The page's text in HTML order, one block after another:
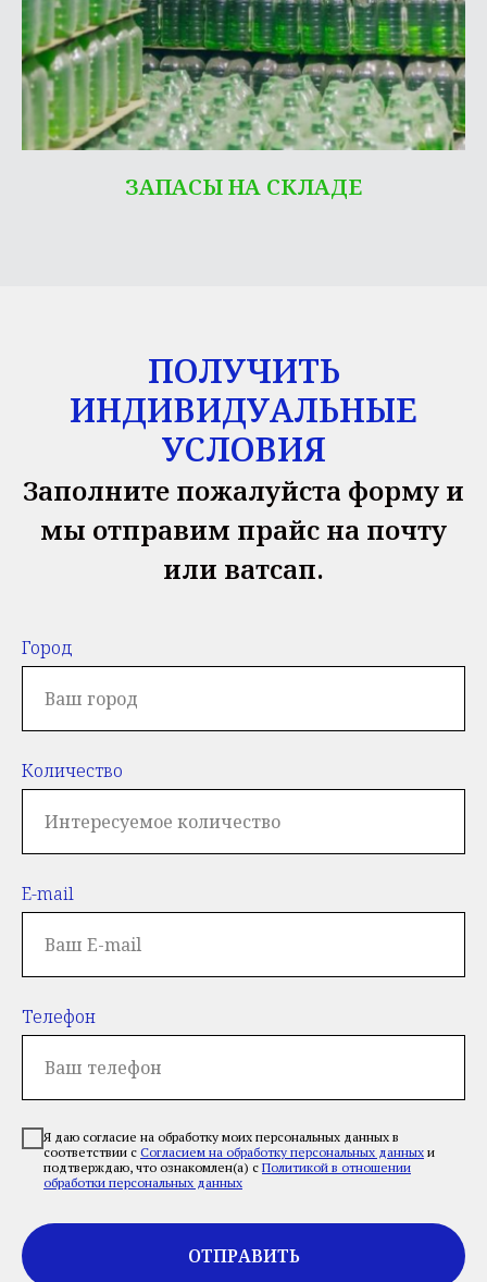
ЗАПАСЫ НА СКЛАДЕ
ПОЛУЧИТЬ
ИНДИВИДУАЛЬНЫЕ
УСЛОВИЯ
Заполните пожалуйста форму и
мы отправим прайс на почту
или ватсап.
Город
Количество
E-mail
Телефон
Я даю согласие на обработку моих персональных данных в
соответствии с Согласием на обработку персональных данных и
подтверждаю, что ознакомлен(а) с Политикой в отношении
обработки персональных данных
ОТПРАВИТЬ